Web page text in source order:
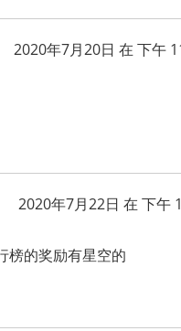
2020年7月20日 在 下午
2020年7月22日 在 下午
榜的奖励有星空的